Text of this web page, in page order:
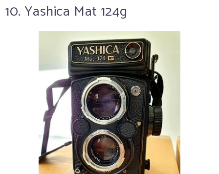
10. Yashica Mat 124g